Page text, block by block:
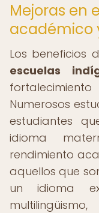
Mejoras en
académico
Los beneficios
escuelas
Numerosos
estudiantes
idioma
rendimiento
aquellos que
un idioma